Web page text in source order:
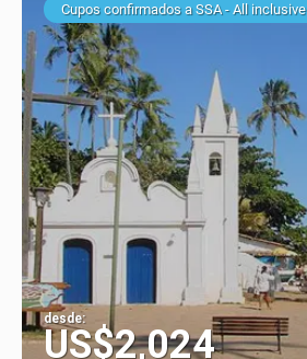
Cupos confirmados a SSA - All inclusive
desde:
US$2,024